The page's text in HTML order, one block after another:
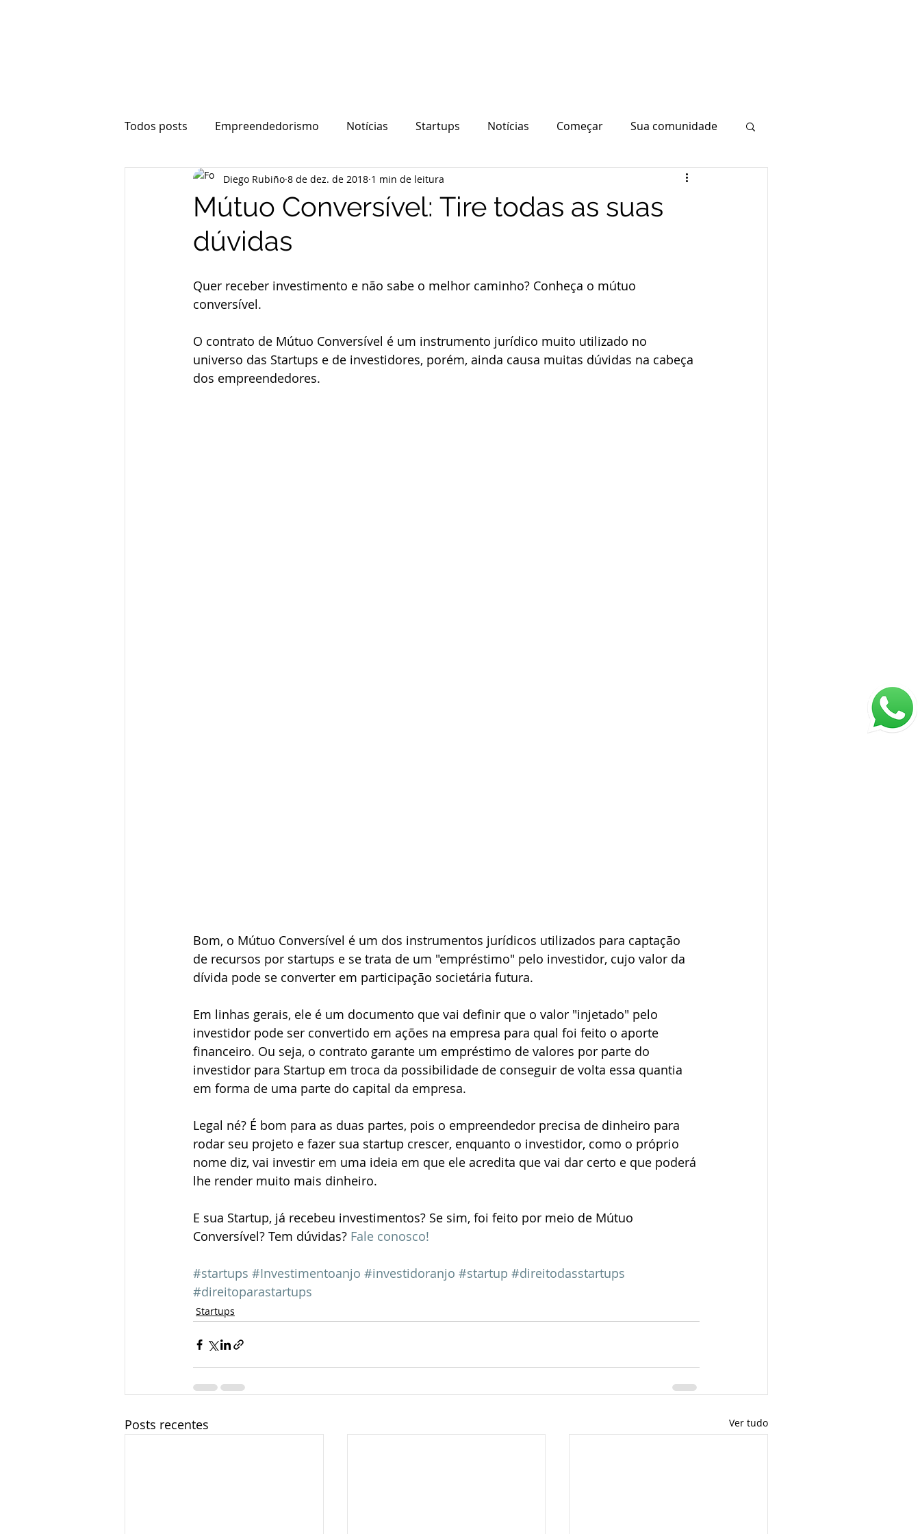
Todos posts Empreendedorismo Notícias Startups Notícias Começar Sua comunidade
Contratos Equipe Ecossistema
Mútuo Conversível: Tire todas as suas
dúvidas
Diego Rubiño 8 de dez. de 2018 1 min de leitura
Quer receber investimento e não sabe o melhor caminho? Conheça o mútuo
conversível.
O contrato de Mútuo Conversível é um instrumento jurídico muito utilizado no
universo das Startups e de investidores, porém, ainda causa muitas dúvidas na cabeça
dos empreendedores.
Bom, o Mútuo Conversível é um dos instrumentos jurídicos utilizados para captação
de recursos por startups e se trata de um "empréstimo" pelo investidor, cujo valor da
dívida pode se converter em participação societária futura.
Em linhas gerais, ele é um documento que vai definir que o valor "injetado" pelo
investidor pode ser convertido em ações na empresa para qual foi feito o aporte
financeiro. Ou seja, o contrato garante um empréstimo de valores por parte do
investidor para Startup em troca da possibilidade de conseguir de volta essa quantia
em forma de uma parte do capital da empresa.
Legal né? É bom para as duas partes, pois o empreendedor precisa de dinheiro para
rodar seu projeto e fazer sua startup crescer, enquanto o investidor, como o próprio
nome diz, vai investir em uma ideia em que ele acredita que vai dar certo e que poderá
lhe render muito mais dinheiro.
E sua Startup, já recebeu investimentos? Se sim, foi feito por meio de Mútuo
Conversível? Tem dúvidas? Fale conosco!
#startups #Investimentoanjo #investidoranjo #startup #direitodasstartups
#direitoparastartups
Startups
Posts recentes Ver tudo